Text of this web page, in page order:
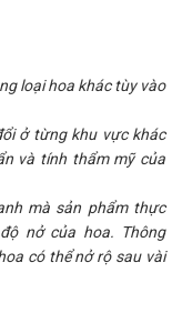
loại hoa khác tùy vào
ở từng khu vực khác
và tính thẩm mỹ của
mà sản phẩm thực
nở của hoa. Thông
có thể nở rộ sau vài